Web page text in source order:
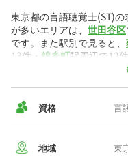
東京都の言語聴覚士(ST)
が多いエリアは、 世田谷区
です。また駅別で見ると、
13件・ 錦糸町駅周辺で12
なっています。言語聴覚
ハビリの求人が349件・ 病
が89件掲載されています。
平均時給は2,506円です。
資格 言
地域 東